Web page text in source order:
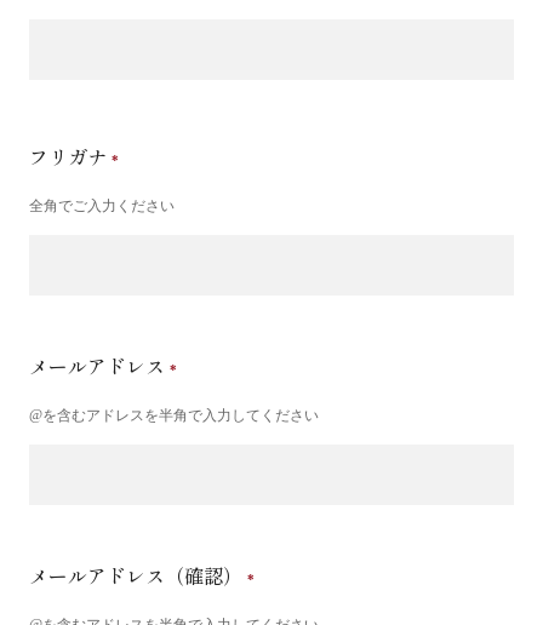
フリガナ
全角でご入力ください
メールアドレス
@を含むアドレスを半角で入力してください
メールアドレス（確認）